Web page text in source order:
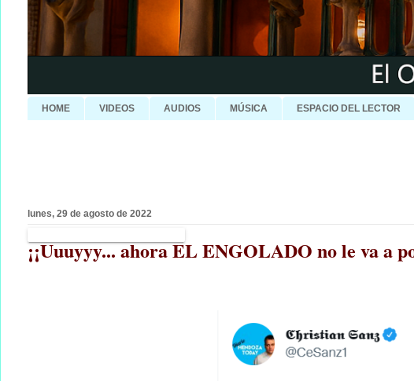
HOME VIDEOS AUDIOS MÚSICA ESPACIO DEL LECTOR
lunes, 29 de agosto de 2022
¡¡Uuuyyy... ahora EL ENGOLADO no le va